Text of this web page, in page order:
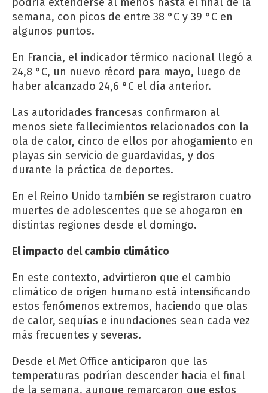
semana, con picos de entre 38 °C y 39 °C en
algunos puntos.
En Francia, el indicador térmico nacional llegó a
24,8 °C, un nuevo récord para mayo, luego de
haber alcanzado 24,6 °C el día anterior.
Las autoridades francesas confirmaron al
menos siete fallecimientos relacionados con la
ola de calor, cinco de ellos por ahogamiento en
playas sin servicio de guardavidas, y dos
durante la práctica de deportes.
En el Reino Unido también se registraron cuatro
muertes de adolescentes que se ahogaron en
distintas regiones desde el domingo.
El impacto del cambio climático
En este contexto, advirtieron que el cambio
climático de origen humano está intensificando
estos fenómenos extremos, haciendo que olas
de calor, sequías e inundaciones sean cada vez
más frecuentes y severas.
Desde el Met Office anticiparon que las
temperaturas podrían descender hacia el final
de la semana, aunque remarcaron que estos